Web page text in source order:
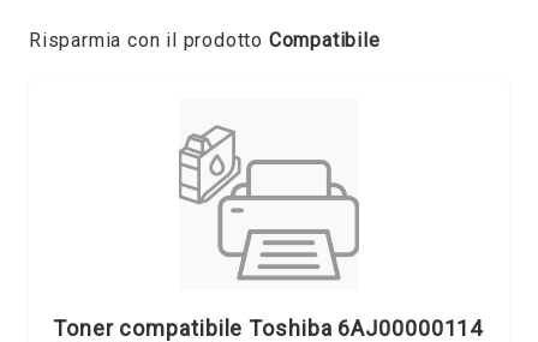
Risparmia con il prodotto Compatibile
Toner compatibile Toshiba 6AJ00000114